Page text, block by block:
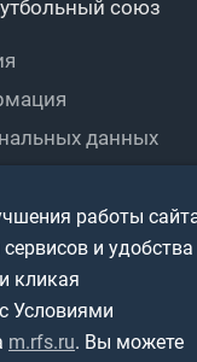
с ОВЗ
союз
данных
работы
и удобства
кликая
Условиями
m.rfs.ru. Вы можете